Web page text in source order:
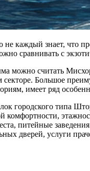
каждый знает, что
сравнивать с
считать
Большое
имеет ряд
городского типа
комфортности,
питейные
дверей, услуги